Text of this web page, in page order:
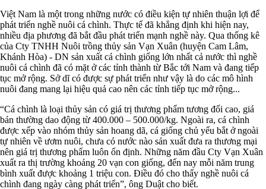
Việt Nam là một trong những nước có điều kiện tự nhiên thuận lợi để
phát triển nghề nuôi cá chình. Thực tế đã khẳng định khi hiện nay,
nhiều địa phương đã bắt đầu phát triển mạnh nghề này. Qua thống kê
của Cty TNHH Nuôi trồng thủy sản Vạn Xuân (huyện Cam Lâm,
Khánh Hòa) - DN sản xuất cá chình giống lớn nhất cả nước thì nghề
nuôi cá chình đã có mặt ở các tỉnh thành từ Bắc tới Nam và đang tiếp
tục mở rộng. Sở dĩ có được sự phát triển như vậy là do các mô hình
nuôi đang mang lại hiệu quả cao nên các tỉnh tiếp tục mở rộng...
“Cá chình là loại thủy sản có giá trị thương phẩm tương đối cao, giá
bán thường dao động từ 400.000 – 500.000/kg. Ngoài ra, cá chình
được xếp vào nhóm thủy sản hoang dã, cá giống chủ yếu bắt ở ngoài
tự nhiên về ươm nuôi, chưa có nước nào sản xuất đưa ra thương mại
nên giá trị thương phẩm luôn ổn định. Những năm đầu Cty Vạn Xuân
xuất ra thị trường khoảng 20 vạn con giống, đến nay mỗi năm trung
bình xuất được khoảng 1 triệu con. Điều đó cho thấy nghề nuôi cá
chình đang ngày càng phát triển”, ông Duật cho biết.